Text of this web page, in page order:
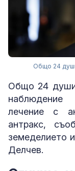
Общо 24
Общо 24 души
наблюдение
лечение с
антракс,
земеделието
Делчев.